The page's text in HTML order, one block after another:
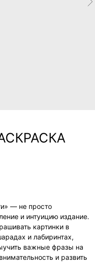
— не просто
и интуицию издание.
картинки в
и лабиринтах,
важные фразы на
и развить